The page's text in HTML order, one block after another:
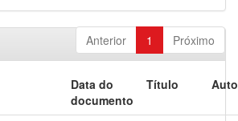
Anterior 1 Próximo
Data do
documento
Título